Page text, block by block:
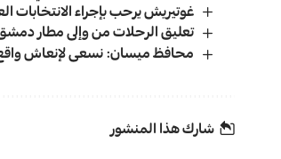
غوتيريش يرحب بإجراء الانتخابات
تعليق الرحلات من وإلى مطار دمشق
محافظ ميسان: نسعى لإنعاش واقع
شارك هذا المنشور